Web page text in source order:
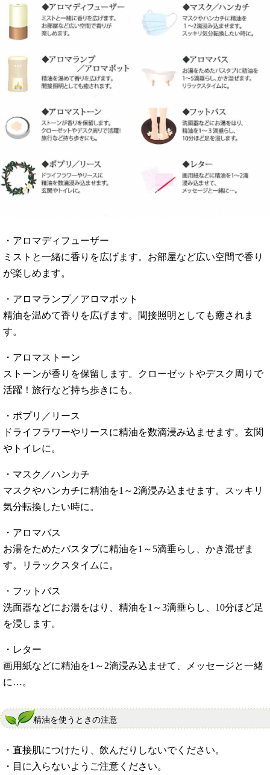
・アロマディフューザー
ミストと一緒に香りを広げます。お部屋など広い空間で香り
が楽しめます。
・アロマランプ／アロマポット
精油を温めて香りを広げます。間接照明としても癒されま
す。
・アロマストーン
ストーンが香りを保留します。クローゼットやデスク周りで
活躍！旅行など持ち歩きにも。
・ポプリ／リース
ドライフラワーやリースに精油を数滴浸み込ませます。玄関
やトイレに。
・マスク／ハンカチ
マスクやハンカチに精油を1～2滴浸み込ませます。スッキリ
気分転換したい時に。
・アロマバス
お湯をためたバスタブに精油を1～5滴垂らし、かき混ぜま
す。リラックスタイムに。
・フットバス
洗面器などにお湯をはり、精油を1～3滴垂らし、10分ほど足
を浸します。
・レター
画用紙などに精油を1～2滴浸み込ませて、メッセージと一緒
に…。
精油を使うときの注意
・直接肌につけたり、飲んだりしないでください。
・目に入らないようご注意ください。